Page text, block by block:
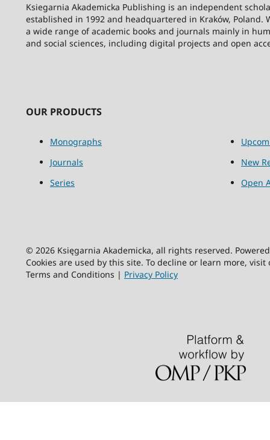
Ksiegarnia Akademicka Publishing is an independent
established in 1992 and headquartered in Kraków, Poland.
a wide range of academic books and journals mainly in
and social sciences, including digital projects and open
OUR PRODUCTS
Monographs
Journals
Series
New
Open
© 2026 Księgarnia Akademicka, all rights reserved.
Cookies are used by this site. To decline or learn more,
Terms and Conditions | Privacy Policy